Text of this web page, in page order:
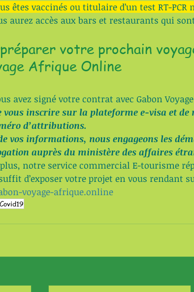
êtes vaccinés ou titulaire d’un test RT-PCR
aurez accès aux bars et restaurants qui
votre prochain
Afrique Online
avez signé votre contrat avec Gabon
vous inscrire sur la plateforme e-visa et
d’attributions.
vos informations, nous engageons les
auprès du ministère des affaires
notre service commercial E-tourisme
d’exposer votre projet en vous rendant
voyage-afrique.online